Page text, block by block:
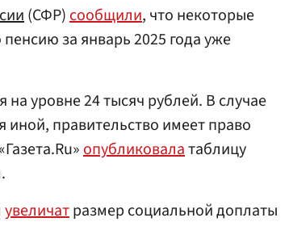
(СФР)сообщили, что некоторые
за январь 2025 года уже
уровне 24 тысяч рублей. В случае
правительство имеет право
опубликовалатаблицу
увеличатразмер социальной доплаты